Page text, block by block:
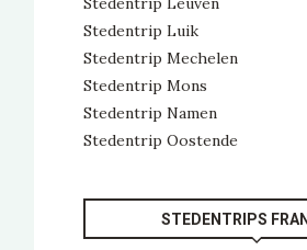
Stedentrip Luik
Stedentrip Mechelen
Stedentrip Mons
Stedentrip Namen
Stedentrip Oostende
STEDENTRIPS